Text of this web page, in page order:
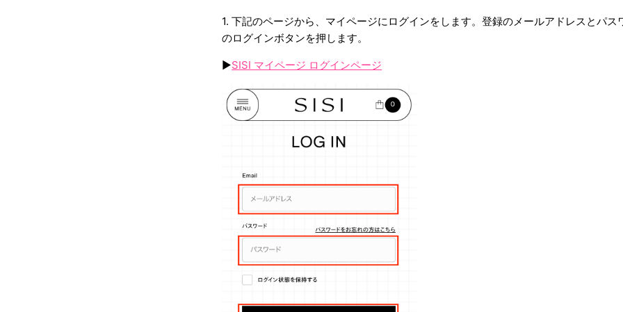
1. 下記のページから、マイページにログインをします。登録のメールアドレスとパス
のログインボタンを押します。
▶︎SISI マイページ ログインページ